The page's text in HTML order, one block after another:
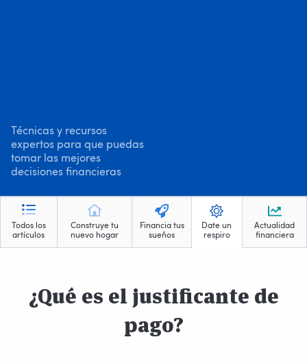
Técnicas y recursos
expertos para que puedas
tomar las mejores
decisiones financieras
Todos los
artículos
Construye tu
nuevo hogar
Financia tus
sueños
Date un
respiro
Actualidad
financiera
¿Qué es el justificante de
pago?